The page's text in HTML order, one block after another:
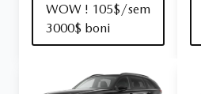
WOW ! 105$/sem
3000$ boni